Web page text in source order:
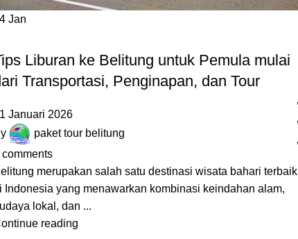
Jan
Liburan ke Belitung untuk Pemula mulai
Transportasi, Penginapan, dan Tour
Januari 2026
paket tour belitung
comments
merupakan salah satu destinasi wisata bahari terbaik
Indonesia yang menawarkan kombinasi keindahan alam,
lokal, dan ...
reading